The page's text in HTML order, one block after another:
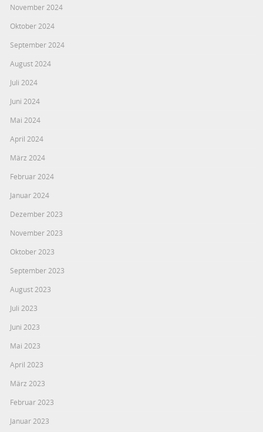
November 2024
Oktober 2024
September 2024
August 2024
Juli 2024
Juni 2024
Mai 2024
April 2024
März 2024
Februar 2024
Januar 2024
Dezember 2023
November 2023
Oktober 2023
September 2023
August 2023
Juli 2023
Juni 2023
Mai 2023
April 2023
März 2023
Februar 2023
Januar 2023